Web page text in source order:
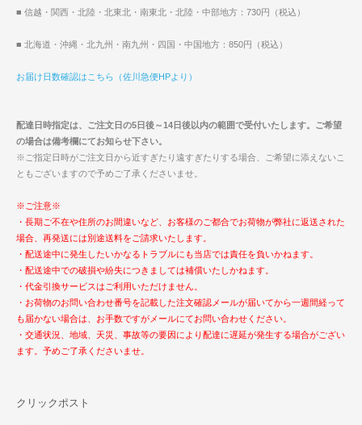
■ 信越・関西・北陸・北東北・南東北・北陸・中部地方：730円（税込）
■ 北海道・沖縄・北九州・南九州・四国・中国地方：850円（税込）
お届け日数確認はこちら（佐川急便HPより）
配達日時指定は、ご注文日の5日後～14日後以内の範囲で受付いたします。ご希望
の場合は備考欄にてお知らせ下さい。
※ご指定日時がご注文日から近すぎたり遠すぎたりする場合、ご希望に添えないこ
ともございますので予めご了承くださいませ。
※ご注意※
・長期ご不在や住所のお間違いなど、お客様のご都合でお荷物が弊社に返送された
場合、再発送には別途送料をご請求いたします。
・配送途中に発生したいかなるトラブルにも当店では責任を負いかねます。
・配送途中での破損や紛失につきましては補償いたしかねます。
・代金引換サービスはご利用いただけません。
・お荷物のお問い合わせ番号を記載した注文確認メールが届いてから一週間経って
も届かない場合は、お手数ですがメールにてお問い合わせください。
・交通状況、地域、天災、事故等の要因により配達に遅延が発生する場合がござい
ます。予めご了承くださいませ。
クリックポスト